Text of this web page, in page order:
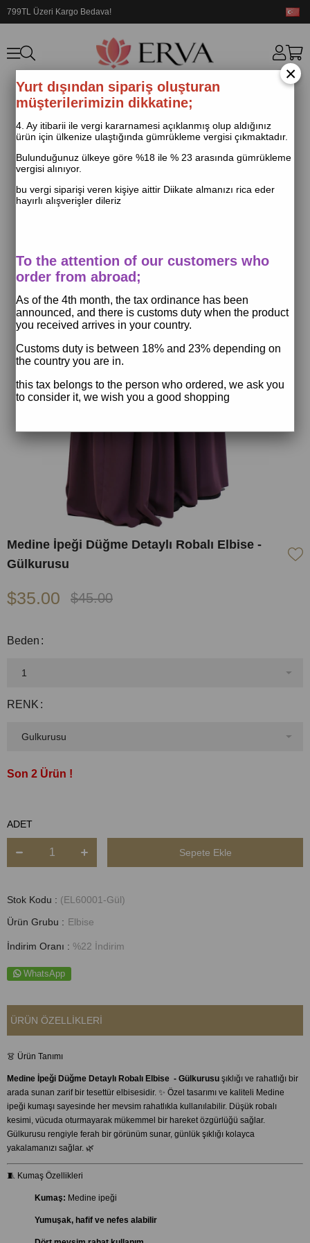
799TL Üzeri Kargo Bedava!
Medine İpeği Düğme Detaylı Robalı Elbise -
Gülkurusu
$45.00
$35.00
Beden
RENK
2
ADET
Stok Kodu
(EL60001-Gül)
Ürün Grubu : Elbise
İndirim Oranı : %22 İndirim
WhatsApp
ÜRÜN ÖZELLIKLERI
👗 Ürün Tanımı
Medine İpeği Düğme Detaylı Robalı Elbise - Gülkurusu şıklığı ve rahatlığı bir
arada sunan zarif bir tesettür elbisesidir. ✨ Özel tasarımı ve kaliteli Medine
ipeği kumaşı sayesinde her mevsim rahatlıkla kullanılabilir. Düşük robalı
kesimi, vücuda oturmayarak mükemmel bir hareket özgürlüğü sağlar.
Gülkurusu rengiyle ferah bir görünüm sunar, günlük şıklığı kolayca
yakalamanızı sağlar. 🌿
🧵 Kumaş Özellikleri
Kumaş: Medine ipeği
Yumuşak, hafif ve nefes alabilir
×
Yurt dışından sipariş oluşturan
müşterilerimizin dikkatine;
4. Ay itibarii ile vergi kararnamesi açıklanmış olup aldığınız
ürün için ülkenize ulaştığında gümrükleme vergisi çıkmaktadır.
Bulunduğunuz ülkeye göre %18 ile % 23 arasında gümrükleme
vergisi alınıyor.
bu vergi siparişi veren kişiye aittir Diikate almanızı rica eder
hayırlı alışverişler dileriz
To the attention of our customers who
order from abroad;
As of the 4th month, the tax ordinance has been
announced, and there is customs duty when the product
you received arrives in your country.
Customs duty is between 18% and 23% depending on
the country you are in.
this tax belongs to the person who ordered, we ask you
to consider it, we wish you a good shopping